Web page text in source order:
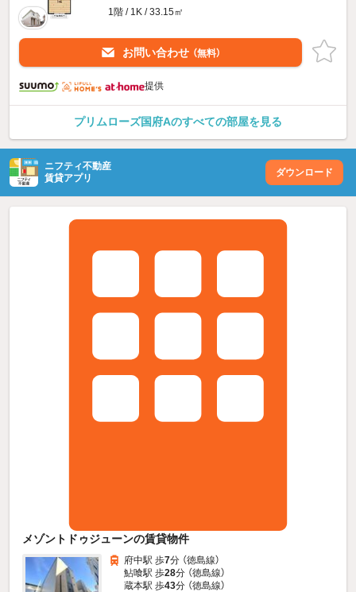
1階 / 1K / 33.15㎡
お問い合わせ （無料）
提供
プリムローズ国府Aのすべての部屋を見る
ニフティ不動産
賃貸アプリ
ダウンロード
メゾントドゥジューンの賃貸物件
府中駅 歩7分 （徳島線）
鮎喰駅 歩28分 （徳島線）
蔵本駅 歩43分 （徳島線）